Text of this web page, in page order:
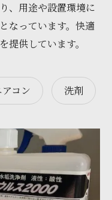
、用途や設置環境に
なっています。快適
提供しています。
コン 洗剤